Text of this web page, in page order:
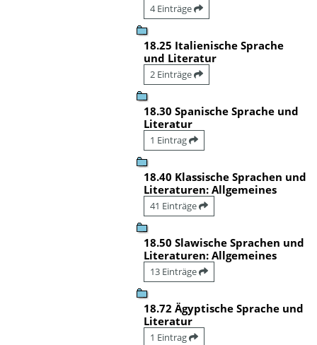
4 Einträge
18.25 Italienische Sprache
und Literatur
2 Einträge
18.30 Spanische Sprache und
Literatur
1 Eintrag
18.40 Klassische Sprachen und
Literaturen: Allgemeines
41 Einträge
18.50 Slawische Sprachen und
Literaturen: Allgemeines
13 Einträge
18.72 Ägyptische Sprache und
Literatur
1 Eintrag